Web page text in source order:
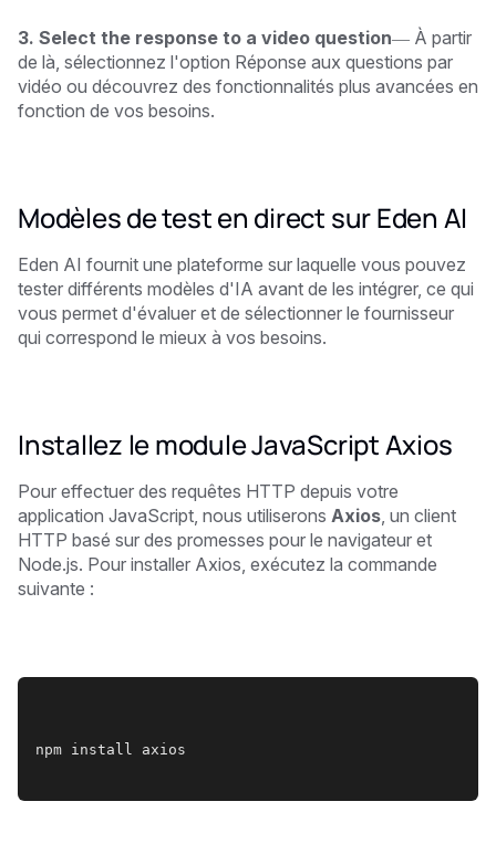
3. Select the response to a video question— À partir
de là, sélectionnez l'option Réponse aux questions par
vidéo ou découvrez des fonctionnalités plus avancées en
fonction de vos besoins.
Modèles de test en direct sur Eden AI
Eden AI fournit une plateforme sur laquelle vous pouvez
tester différents modèles d'IA avant de les intégrer, ce qui
vous permet d'évaluer et de sélectionner le fournisseur
qui correspond le mieux à vos besoins.
Installez le module JavaScript Axios
Pour effectuer des requêtes HTTP depuis votre
application JavaScript, nous utiliserons Axios, un client
HTTP basé sur des promesses pour le navigateur et
Node.js. Pour installer Axios, exécutez la commande
suivante :
npm install axios